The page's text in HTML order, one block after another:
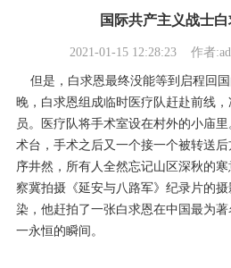
国际共产主义战士白
2021-01-15 12:28:23作者
但是，白求恩最终没能等到启程回国
晚，白求恩组成临时医疗队赶赴前线
员。医疗队将手术室设在村外的小庙
术台，手术之后又一个接一个被转送
序井然，所有人全然忘记山区深秋的
察冀拍摄《延安与八路军》纪录片的
染，他赶拍了一张白求恩在中国最为
一永恒的瞬间。